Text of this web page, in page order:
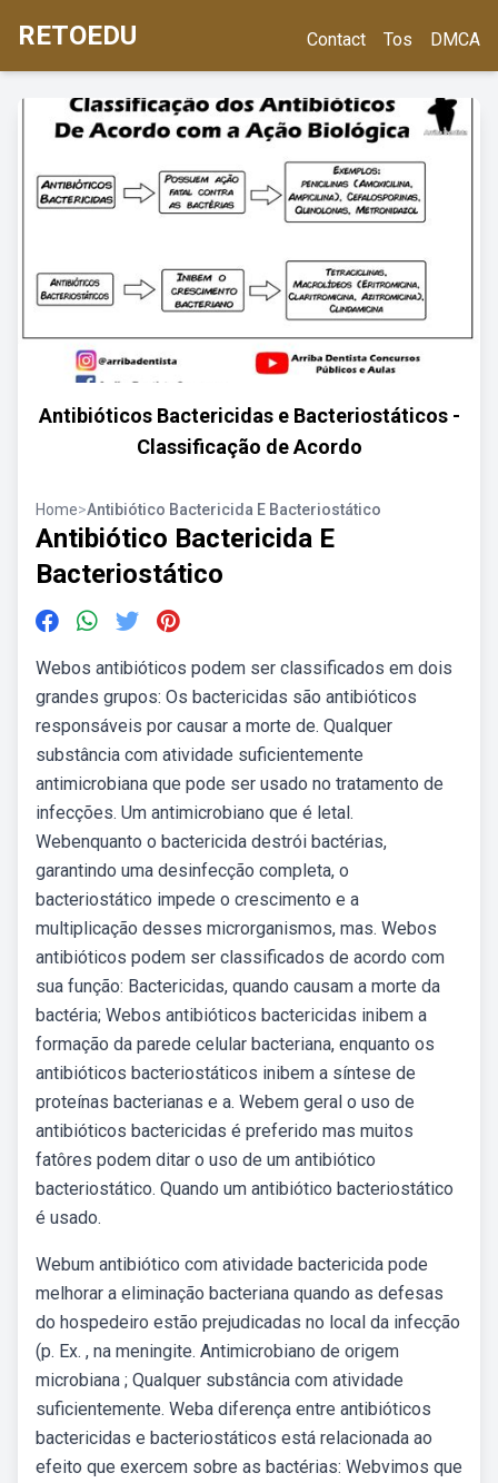
RETOEDU Contact Tos DMCA
Antibióticos Bactericidas e Bacteriostáticos -
Classificação de Acordo
Home>Antibiótico Bactericida E Bacteriostático
Antibiótico Bactericida E
Bacteriostático
Webos antibióticos podem ser classificados em dois
grandes grupos: Os bactericidas são antibióticos
responsáveis por causar a morte de. Qualquer
substância com atividade suficientemente
antimicrobiana que pode ser usado no tratamento de
infecções. Um antimicrobiano que é letal.
Webenquanto o bactericida destrói bactérias,
garantindo uma desinfecção completa, o
bacteriostático impede o crescimento e a
multiplicação desses microrganismos, mas. Webos
antibióticos podem ser classificados de acordo com
sua função: Bactericidas, quando causam a morte da
bactéria; Webos antibióticos bactericidas inibem a
formação da parede celular bacteriana, enquanto os
antibióticos bacteriostáticos inibem a síntese de
proteínas bacterianas e a. Webem geral o uso de
antibióticos bactericidas é preferido mas muitos
fatôres podem ditar o uso de um antibiótico
bacteriostático. Quando um antibiótico bacteriostático
é usado.
Webum antibiótico com atividade bactericida pode
melhorar a eliminação bacteriana quando as defesas
do hospedeiro estão prejudicadas no local da infecção
(p. Ex. , na meningite. Antimicrobiano de origem
microbiana ; Qualquer substância com atividade
suficientemente. Weba diferença entre antibióticos
bactericidas e bacteriostáticos está relacionada ao
efeito que exercem sobre as bactérias: Webvimos que